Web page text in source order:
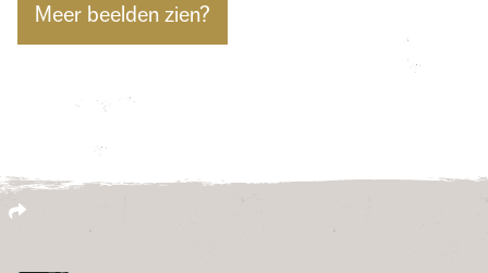
Meer beelden zien?